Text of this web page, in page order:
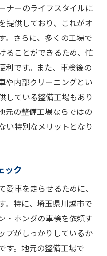
ナーのライフスタイルに
提供しており、これがオ
。さらに、多くの工場で
ることができるため、忙
利です。また、車検後の
や内部クリーニングとい
している整備工場もあり
元の整備工場ならではの
い特別なメリットとなり
ック
車を走らせるために、
。特に、埼玉県川越市で
・ホンダの車検を依頼す
プがしっかりしているか
す。地元の整備工場で